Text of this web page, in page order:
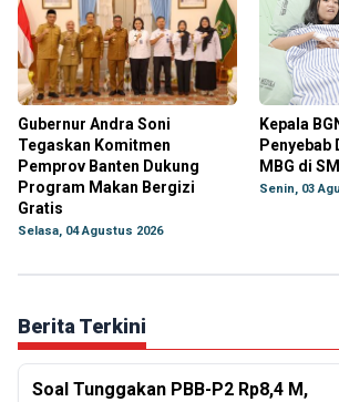
Gubernur Andra Soni
Tegaskan Komitmen
Pemprov Banten Dukung
Program Makan Bergizi
Gratis
Selasa, 04 Agustus 2026
Kepala
Penyebab
MBG di
Senin, 03
Berita Terkini
Soal Tunggakan PBB-P2 Rp8,4 M,